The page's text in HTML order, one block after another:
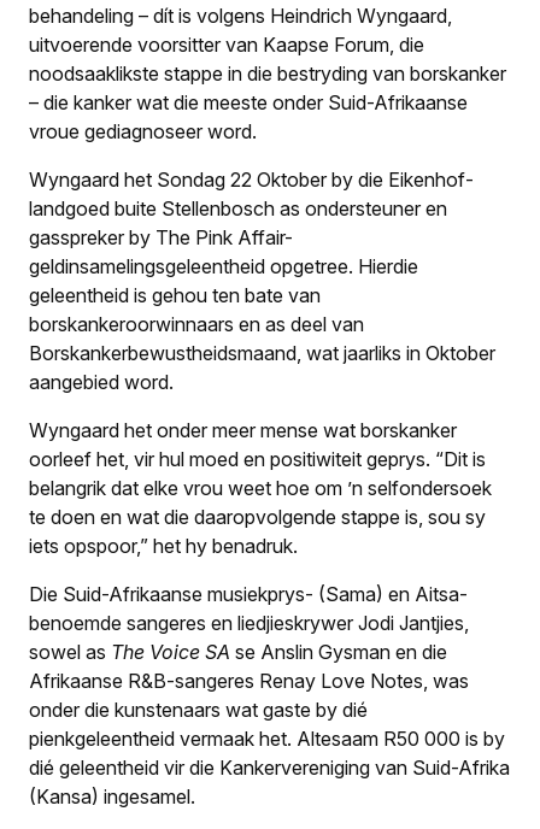
behandeling – dít is volgens Heindrich Wyngaard,
uitvoerende voorsitter van Kaapse Forum, die
noodsaaklikste stappe in die bestryding van borskanker
– die kanker wat die meeste onder Suid-Afrikaanse
vroue gediagnoseer word.
Wyngaard het Sondag 22 Oktober by die Eikenhof-
landgoed buite Stellenbosch as ondersteuner en
gasspreker by The Pink Affair-
geldinsamelingsgeleentheid opgetree. Hierdie
geleentheid is gehou ten bate van
borskankeroorwinnaars en as deel van
Borskankerbewustheids­maand, wat jaarliks in Oktober
aangebied word.
Wyngaard het onder meer mense wat borskanker
oorleef het, vir hul moed en positiwiteit geprys. “Dit is
belangrik dat elke vrou weet hoe om ’n selfondersoek
te doen en wat die daaropvolgende stappe is, sou sy
iets opspoor,” het hy benadruk.
Die Suid-Afrikaanse musiekprys- (Sama) en Aitsa-
benoemde sangeres en liedjieskrywer Jodi Jantjies,
sowel as The Voice SA se Anslin Gysman en die
Afrikaanse R&B-sangeres Renay Love Notes, was
onder die kunstenaars wat gaste by dié
pienkgeleentheid vermaak het. Altesaam R50 000 is by
dié geleentheid vir die Kankervereniging van Suid-Afrika
(Kansa) ingesamel.